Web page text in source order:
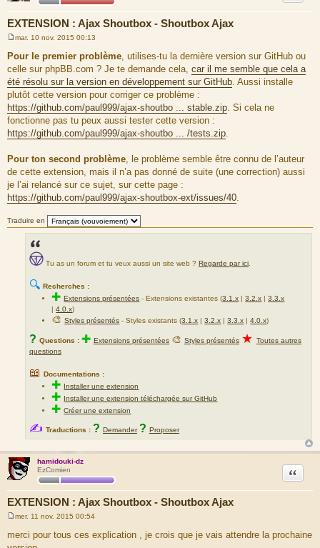
EXTENSION : Ajax Shoutbox - Shoutbox Ajax
s
s
a
g
e
mar. 10 nov. 2015 00:13
Pour le premier problème , utilises-tu la dernière version sur GitHub ou
celle sur phpBB.com ? Je te demande cela, car il me semble que cela a
été résolu sur la version en développement sur GitHub . Aussi installe
plutôt cette version pour corriger ce problème :
https://github.com/paul999/ajax-shoutbo ... stable.zip . Si cela ne
fonctionne pas tu peux aussi tester cette version :
https://github.com/paul999/ajax-shoutbo ... /tests.zip
Pour ton second problème , le problème semble être connu de l’auteur
de cette extension, mais il n’a pas donné de suite (une correction) aussi
je l’ai relancé sur ce sujet, sur cette page :
https://github.com/paul999/ajax-shoutbox-ext/issues/40
Traduire en
Tu as un forum et tu veux aussi un site web ? Regarde par ici.
🔍 Recherches :
✚Extensions présentées -Extensions existantes (3.1.x |3.2.x |3.3.x
|4.0.x)
🎨Styles présentés - Styles existants (3.1.x |3.2.x |3.3.x |4.0.x)
? Questions : ✚ Extensions présentées 🎨 Styles présentés ★ Toutes autres
questions
📖 Documentations :
✚ Installer une extension
✚ Installer une extension téléchargée sur GitHub
✚Créer une extension
✍ Traductions : ? Demander ? Proposer
hamidouki-dz
EzComien
EXTENSION : Ajax Shoutbox - Shoutbox Ajax
Citation
s
mer. 11 nov. 2015 00:54
merci pour tous ces explication , je crois que je vais attendre la prochaine